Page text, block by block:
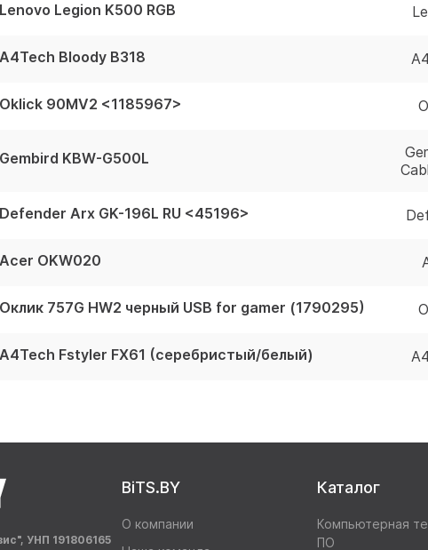
Legion K500 RGB
Bloody B318
90MV2 <1185967>
KBW-G500L
Arx GK-196L RU <45196>
OKW020
757G HW2 черный USB for gamer (1790295)
Fstyler FX61 (серебристый/белый)
BiTS.BY
О компании
Каталог
Компьютерная
ПО
УНП 191806165